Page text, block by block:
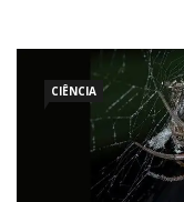
outros 86
CIÊNCIA